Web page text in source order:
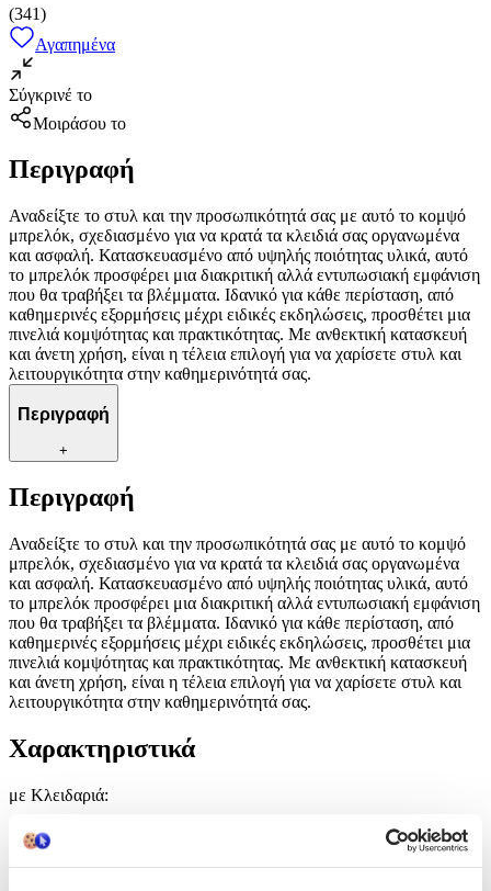
(341)
Αγαπημένα
Σύγκρινέ το
Μοιράσου το
Περιγραφή
Αναδείξτε το στυλ και την προσωπικότητά σας με αυτό το κομψό
μπρελόκ, σχεδιασμένο για να κρατά τα κλειδιά σας οργανωμένα
και ασφαλή. Κατασκευασμένο από υψηλής ποιότητας υλικά, αυτό
το μπρελόκ προσφέρει μια διακριτική αλλά εντυπωσιακή εμφάνιση
που θα τραβήξει τα βλέμματα. Ιδανικό για κάθε περίσταση, από
καθημερινές εξορμήσεις μέχρι ειδικές εκδηλώσεις, προσθέτει μια
πινελιά κομψότητας και πρακτικότητας. Με ανθεκτική κατασκευή
και άνετη χρήση, είναι η τέλεια επιλογή για να χαρίσετε στυλ και
λειτουργικότητα στην καθημερινότητά σας.
Περιγραφή
+
Περιγραφή
Αναδείξτε το στυλ και την προσωπικότητά σας με αυτό το κομψό
μπρελόκ, σχεδιασμένο για να κρατά τα κλειδιά σας οργανωμένα
και ασφαλή. Κατασκευασμένο από υψηλής ποιότητας υλικά, αυτό
το μπρελόκ προσφέρει μια διακριτική αλλά εντυπωσιακή εμφάνιση
που θα τραβήξει τα βλέμματα. Ιδανικό για κάθε περίσταση, από
καθημερινές εξορμήσεις μέχρι ειδικές εκδηλώσεις, προσθέτει μια
πινελιά κομψότητας και πρακτικότητας. Με ανθεκτική κατασκευή
και άνετη χρήση, είναι η τέλεια επιλογή για να χαρίσετε στυλ και
λειτουργικότητα στην καθημερινότητά σας.
Χαρακτηριστικά
με Κλειδαριά:
Τύπος: